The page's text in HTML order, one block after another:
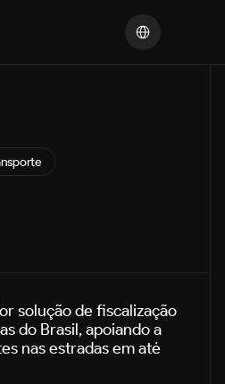
solução de fiscalização
do Brasil, apoiando a
nas estradas em até